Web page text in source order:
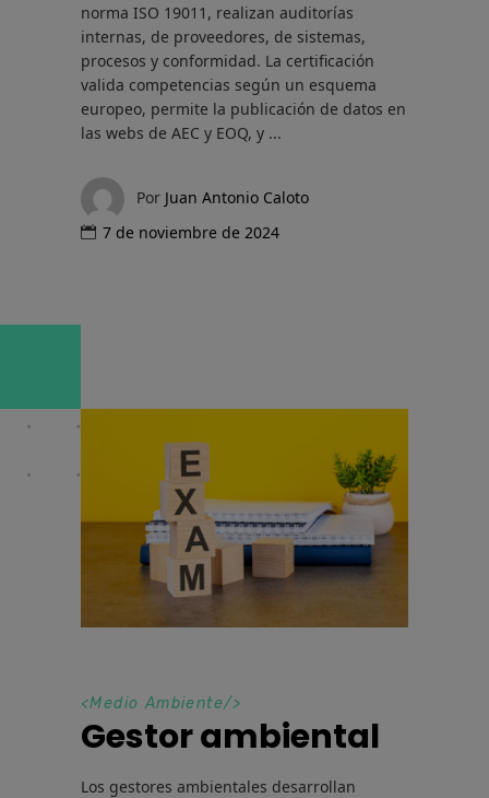
norma ISO 19011, realizan auditorías
internas, de proveedores, de sistemas,
procesos y conformidad. La certificación
valida competencias según un esquema
europeo, permite la publicación de datos en
las webs de AEC y EOQ, y
Por Juan Antonio Caloto
7 de noviembre de 2024
<Medio Ambiente/>
Gestor ambiental
Los gestores ambientales desarrollan